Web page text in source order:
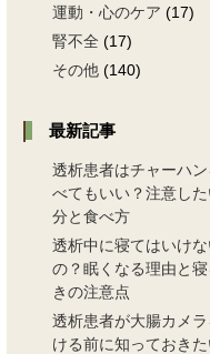
運動・心のケア (17)
腎不全 (17)
その他 (140)
最新記事
透析患者はチャーハ
べてもいい？注意し
分と食べ方
透析中に寝てはいけ
の？眠くなる理由と寝
きの注意点
透析患者が大腸カメ
ける前に知っておき